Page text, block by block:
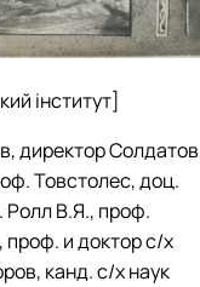
інститут]
директор
Товстолес, доц.
Ролл В.Я., проф.
проф. и доктор с/х
канд. с/х наук